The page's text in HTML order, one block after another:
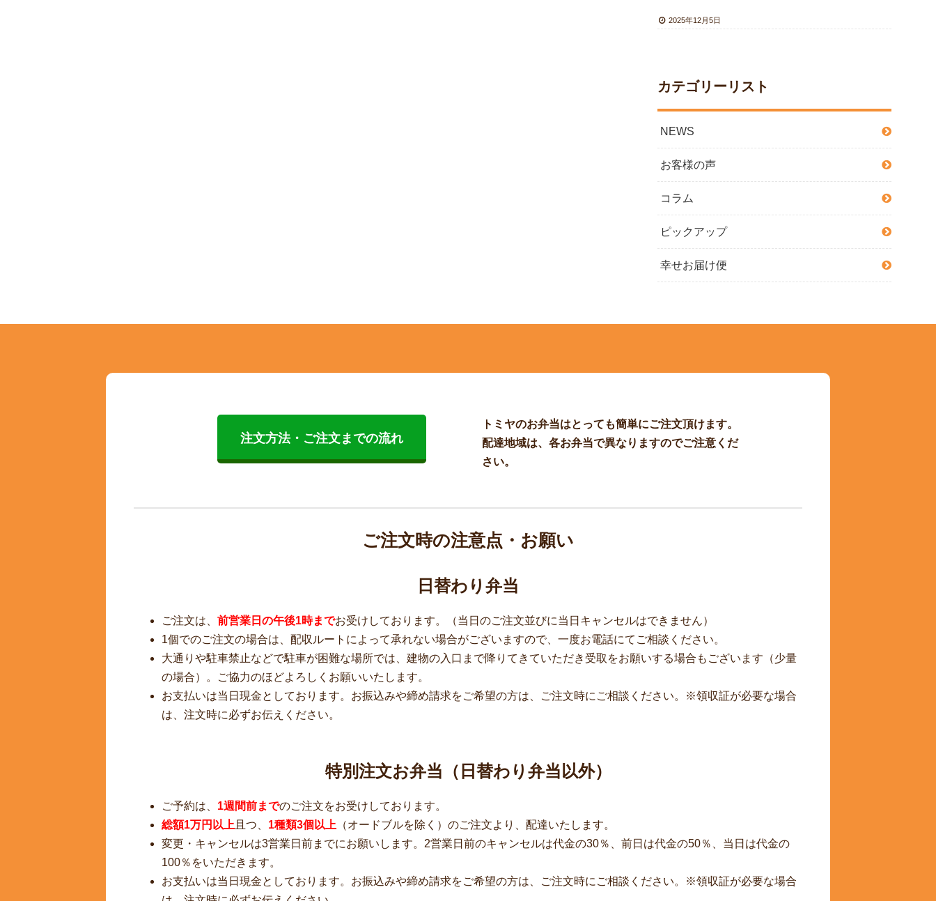
2025年12月5日
カテゴリーリスト
NEWS
お客様の声
コラム
ピックアップ
幸せお届け便
注文方法・ご注文までの流れ
トミヤのお弁当はとっても簡単にご注文頂けます。
配達地域は、各お弁当で異なりますのでご注意くだ
さい。
ご注文時の注意点・お願い
日替わり弁当
ご注文は、 前営業日の午後1時までお受けしております。（当日のご注文並びに当日キャンセルはできません）
1個でのご注文の場合は、配収ルートによって承れない場合がございますので、一度お電話にてご相談ください。
大通りや駐車禁止などで駐車が困難な場所では、建物の入口まで降りてきていただき受取をお願いする場合もございます（少量
の場合）。ご協力のほどよろしくお願いいたします。
お支払いは当日現金としております。お振込みや締め請求をご希望の方は、ご注文時にご相談ください。※領収証が必要な場合
は、注文時に必ずお伝えください。
特別注文お弁当（日替わり弁当以外）
ご予約は、 1週間前までのご注文をお受けしております。
総額1万円以上 且つ、 1種類3個以上 （オードブルを除く）のご注文より、配達いたします。
変更・キャンセルは3営業日前までにお願いします。2営業日前のキャンセルは代金の30％、前日は代金の50％、当日は代金の
100％をいただきます。
お支払いは当日現金としております。お振込みや締め請求をご希望の方は、ご注文時にご相談ください。※領収証が必要な場合